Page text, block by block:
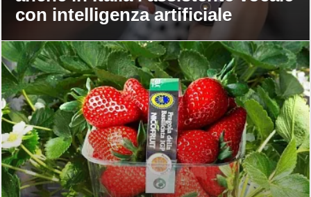
con intelligenza artificiale